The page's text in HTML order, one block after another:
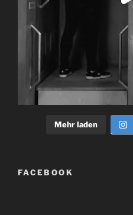
Mehr laden
FACEBOOK